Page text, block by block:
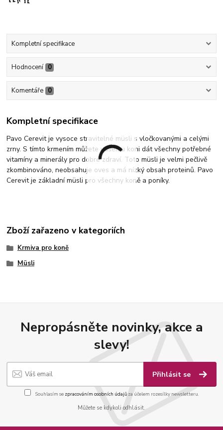
Kompletní specifikace
Hodnocení 0
Komentáře 0
Kompletní specifikace
Pavo Cerevit je vysoce stravitelné müsli s vločkovanými a celými
zrny. S tímto krmením můžete vašemu koni dát všechny potřebné
vitamíny a minerály pro dobré zdraví. Toto müsli je velmi pečlivě
zkombinováno, neobsahuje oves a má nízký obsah proteinů. Pavo
Cerevit je základní müsli pro všechny koně a poníky.
Zboží zařazeno v kategoriích
Krmiva pro koně
Müsli
Nepropásněte novinky, akce a
slevy!
Přihlásit se
Souhlasím se zpracováním osobních údajůza účelem rozesílky newsletteru.
Můžete se kdykoli odhlásit.